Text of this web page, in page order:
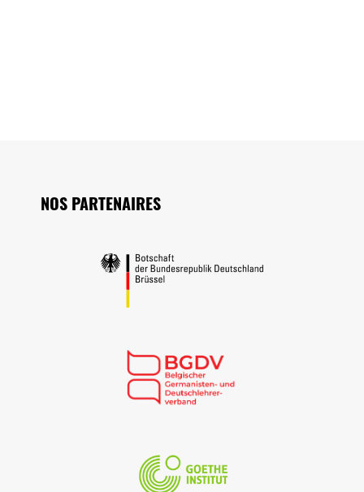
NOS PARTENAIRES